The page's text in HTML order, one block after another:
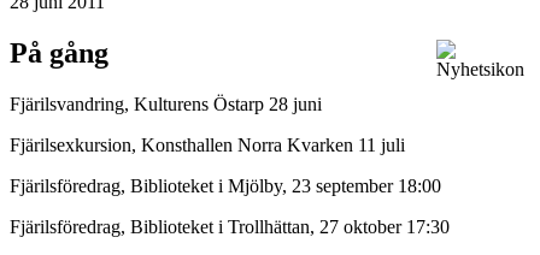
På gång
Fjärilsvandring, Kulturens Östarp 28 juni
Fjärilsexkursion, Konsthallen Norra Kvarken 11 juli
Fjärilsföredrag, Biblioteket i Mjölby, 23 september 18:00
Fjärilsföredrag, Biblioteket i Trollhättan, 27 oktober 17:30